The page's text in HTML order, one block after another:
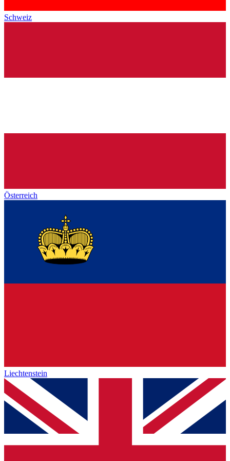
Schweiz
Österreich
Liechtenstein